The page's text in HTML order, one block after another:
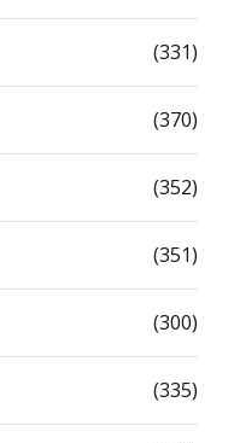
(331)
(370)
(352)
(351)
(300)
(335)